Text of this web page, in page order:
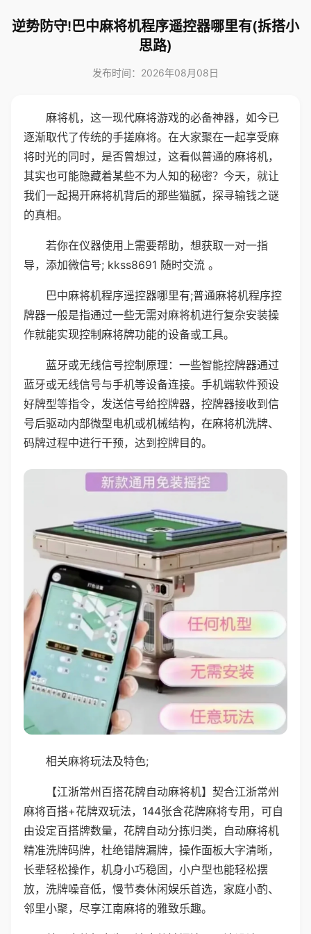
逆势防守!巴中麻将机程序遥控器哪里有(拆搭小
思路)
发布时间：2026年08月08日
麻将机，这一现代麻将游戏的必备神器，如今已
逐渐取代了传统的手搓麻将。在大家聚在一起享受麻
将时光的同时，是否曾想过，这看似普通的麻将机，
其实也可能隐藏着某些不为人知的秘密？今天，就让
我们一起揭开麻将机背后的那些猫腻，探寻输钱之谜
的真相。
若你在仪器使用上需要帮助，想获取一对一指
导，添加微信号; kkss8691 随时交流 。
巴中麻将机程序遥控器哪里有;普通麻将机程序控
牌器一般是指通过一些无需对麻将机进行复杂安装操
作就能实现控制麻将牌功能的设备或工具。
蓝牙或无线信号控制原理：一些智能控牌器通过
蓝牙或无线信号与手机等设备连接。手机端软件预设
好牌型等指令，发送信号给控牌器，控牌器接收到信
号后驱动内部微型电机或机械结构，在麻将机洗牌、
码牌过程中进行干预，达到控牌目的。
相关麻将玩法及特色;
【江浙常州百搭花牌自动麻将机】契合江浙常州
麻将百搭+花牌双玩法，144张含花牌麻将专用，可自
由设定百搭牌数量，花牌自动分拣归类，自动麻将机
精准洗牌码牌，杜绝错牌漏牌，操作面板大字清晰，
长辈轻松操作，机身小巧稳固，小户型也能轻松摆
放，洗牌噪音低，慢节奏休闲娱乐首选，家庭小酌、
邻里小聚，尽享江南麻将的雅致乐趣。